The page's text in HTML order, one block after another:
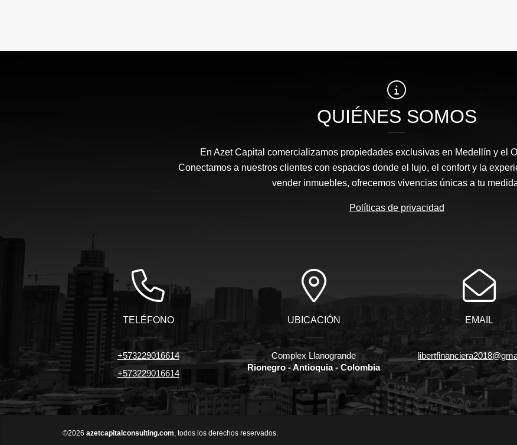
QUIÉNES SOMOS
En Azet Capital comercializamos propiedades exclusivas en Medellín y el
Conectamos a nuestros clientes con espacios donde el lujo, el confort y la
vender inmuebles, ofrecemos vivencias únicas a tu
Políticas de privacidad
TELÉFONO
+573229016614
+573229016614
UBICACIÓN
Complex Llanogrande
Rionegro - Antioquia - Colombia
EMAIL
©2026 azetcapitalconsulting.com , todos los derechos reservados.